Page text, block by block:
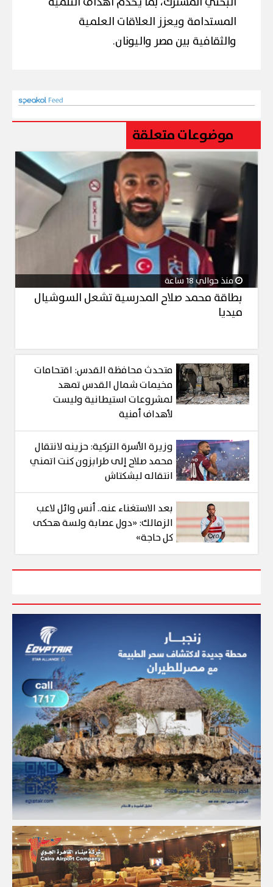
المستدامة ويعزز العلاقات العلمية
والثقافية بين مصر واليونان.
موضوعات متعلقة
منذ حوالي 18 ساعة
بطاقة محمد صلاح المدرسية تشعل السوشيال
ميديا
متحدث محافظة القدس: اقتحامات
مخيمات شمال القدس تمهد
لمشروعات استيطانية وليست
لأهداف أمنية
وزيرة الأسرة التركية: حزينه لانتقال
محمد صلاح إلى طرابزون كنت اتمني
انتقاله لبشكتاش
بعد الاستغناء عنه.. أنس وائل لاعب
الزمالك: «دول عصابة ولسة هحكى
كل حاجة»